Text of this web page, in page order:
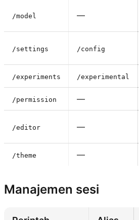
/model —
/settings /config
/experiments /experimental
/permission —
/editor —
/theme —
Manajemen sesi